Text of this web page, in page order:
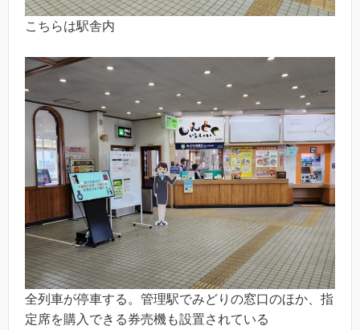
こちらは駅舎内
全列車が停車する。管理駅でみどりの窓口のほか、指
定席を購入できる券売機も設置されている